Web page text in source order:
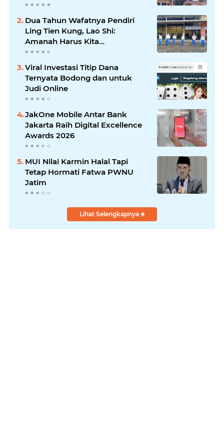
Dua Tahun Wafatnya Pendiri
Ling Tien Kung, Lao Shi:
Amanah Harus Kita
Laksanakan!
Viral Investasi Titip Dana
Ternyata Bodong dan untuk
Judi Online
JakOne Mobile Antar Bank
Jakarta Raih Digital Excellence
Awards 2026
MUI Nilai Karmin Halal Tapi
Tetap Hormati Fatwa PWNU
Jatim
Lihat Selengkapnya